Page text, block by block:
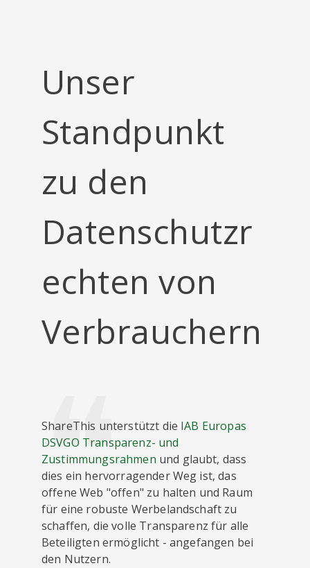
Unser
Standpunkt
zu den
Datenschutzr
echten von
Verbrauchern
ShareThis unterstützt die IAB Europas
DSVGO Transparenz- und
Zustimmungsrahmen und glaubt, dass
dies ein hervorragender Weg ist, das
offene Web "offen" zu halten und Raum
für eine robuste Werbelandschaft zu
schaffen, die volle Transparenz für alle
Beteiligten ermöglicht - angefangen bei
den Nutzern.